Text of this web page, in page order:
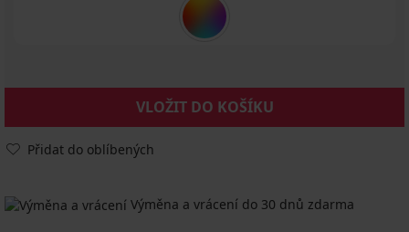
VLOŽIT DO KOŠÍKU
Přidat do oblíbených
Výměna a vrácení do 30 dnů zdarma